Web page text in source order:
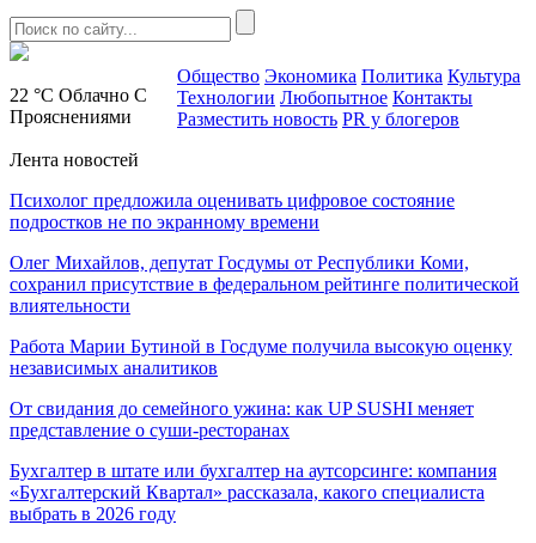
22 °C Облачно С
Прояснениями
Общество Экономика Политика Культура
Технологии Любопытное Контакты
Разместить новость PR у блогеров
Лента новостей
Психолог предложила оценивать цифровое состояние
подростков не по экранному времени
Олег Михайлов, депутат Госдумы от Республики Коми,
сохранил присутствие в федеральном рейтинге политической
влиятельности
Работа Марии Бутиной в Госдуме получила высокую оценку
независимых аналитиков
От свидания до семейного ужина: как UP SUSHI меняет
представление о суши-ресторанах
Бухгалтер в штате или бухгалтер на аутсорсинге: компания
«Бухгалтерский Квартал» рассказала, какого специалиста
выбрать в 2026 году